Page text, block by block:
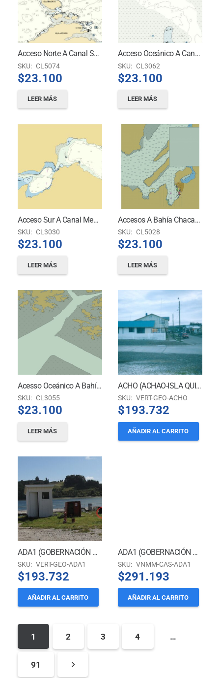
Acceso Norte A Canal Santa María Y Angostura White
SKU: CL5074
$23.100
LEER MÁS
Acceso Oceánico A Canal Fallos
SKU: CL3062
$23.100
LEER MÁS
Acceso Sur A Canal Messier Isla Van Der Meulen A Paso Del Indio
SKU: CL3030
$23.100
LEER MÁS
Accesos A Bahía Chacabuco
SKU: CL5028
$23.100
LEER MÁS
Acesso Oceánico A Bahía Cook
SKU: CL3055
$23.100
LEER MÁS
ACHO (ACHAO-ISLA QUINCHAO)
SKU: VERT-GEO-ACHO
$193.732
AÑADIR AL CARRITO
ADA1 (GOBERNACIÓN MARÍTIMA DE CASTRO)
SKU: VERT-GEO-ADA1
$193.732
AÑADIR AL CARRITO
ADA1 (GOBERNACIÓN MARÍTIMA DE CASTRO)
SKU: VNMM-CAS-ADA1
$291.193
AÑADIR AL CARRITO
1 2 3 4 …
91